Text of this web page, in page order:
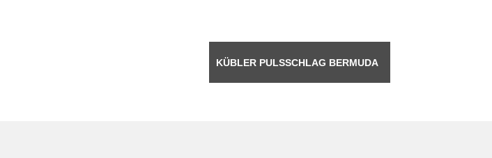
KÜBLER PULSSCHLAG BERMUDA